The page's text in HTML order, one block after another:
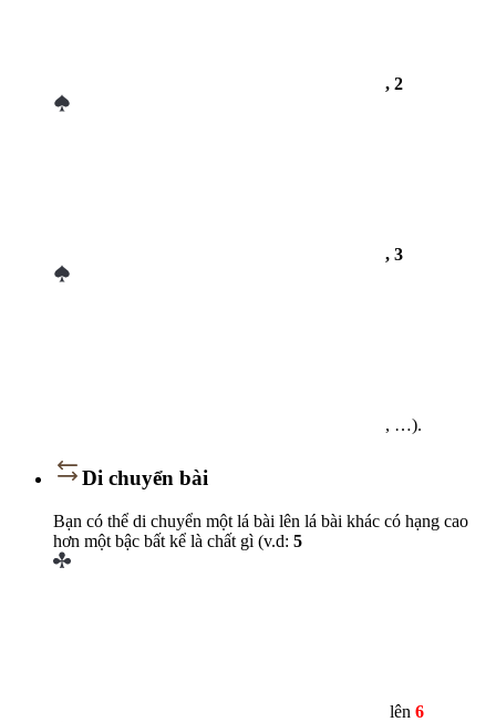
, 2
, 3
, …).
Di chuyển bài
Bạn có thể di chuyển một lá bài lên lá bài khác có hạng cao
hơn một bậc bất kể là chất gì (v.d: 5
lên 6